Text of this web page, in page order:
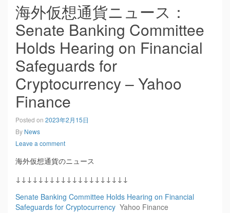
海外仮想通貨ニュース：
Senate Banking Committee
Holds Hearing on Financial
Safeguards for
Cryptocurrency – Yahoo
Finance
Posted on 2023年2月15日
By News
Leave a comment
海外仮想通貨のニュース
↓↓↓↓↓↓↓↓↓↓↓↓↓↓↓↓↓↓↓↓
Senate Banking Committee Holds Hearing on Financial
Safeguards for Cryptocurrency Yahoo Finance